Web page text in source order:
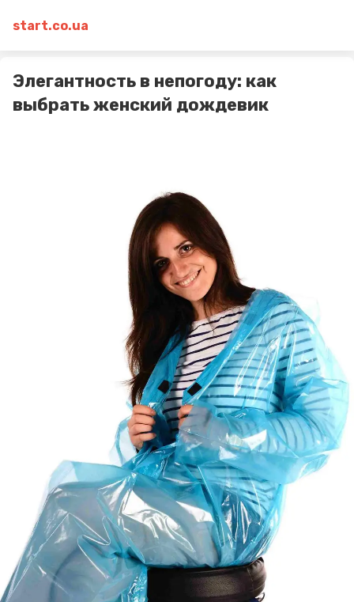
start.co.ua
Элегантность в непогоду: как
выбрать женский дождевик